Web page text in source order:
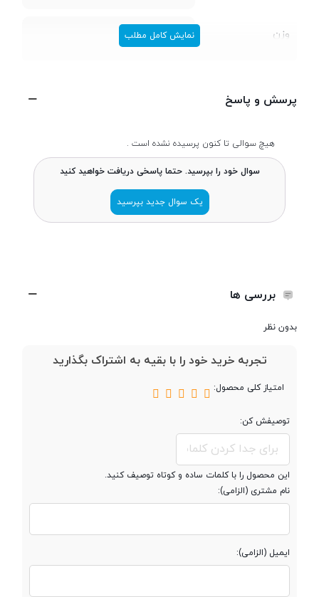
وزن 2.5 کیلوگرم
مشخصات پردازنده
سازنده پردازنده Intel
Core i7
فرکانس پردازنده 2.3GHz
حالت توربو
حافظه کش
(Cache)
24 مگابایت
مشخصات رم
نمایش کامل مطلب
پرسش و پاسخ
هیچ سوالی تا کنون پرسیده نشده است .
سوال خود را بپرسید. حتما پاسخی دریافت خواهید کنید
یک سوال جدید بپرسید
بررسی ها
بدون نظر
تجربه خرید خود را با بقیه به اشتراک بگذارید
امتیاز کلی محصول:
توصیفش کن:
این محصول را با کلمات ساده و کوتاه توصیف کنید.
نام مشتری (الزامی):
ایمیل (الزامی):